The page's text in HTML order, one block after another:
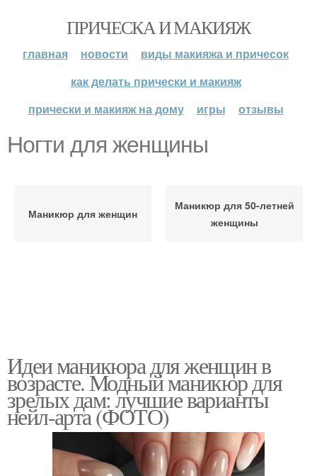
ПРИЧЕСКА И МАКИЯЖ
главная новости
виды макияжа и причесок
как делать прически и макияж
прически и макияж на дому
игры отзывы
Ногти для женщины
Маникюр для женщин
Маникюр для 50-летней
женщины
Идеи маникюра для женщин в
возрасте. Модный маникюр для
зрелых дам: лучшие варианты
нейл-арта (ФОТО)